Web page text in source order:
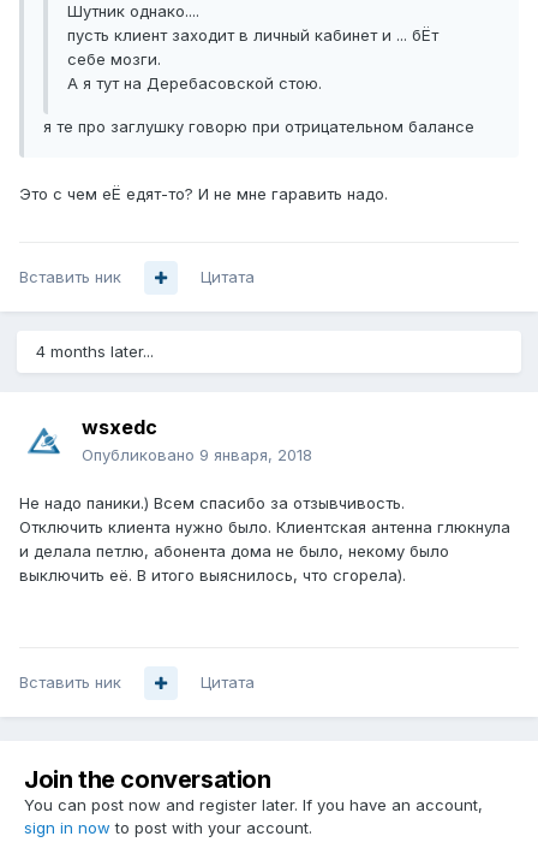
Шутник однако....
пусть клиент заходит в личный кабинет и ... бЁт
себе мозги.
А я тут на Деребасовской стою.
я те про заглушку говорю при отрицательном балансе
Это с чем еЁ едят-то? И не мне гаравить надо.
Вставить ник Цитата
4 months later...
wsxedc
Опубликовано 9 января, 2018
Не надо паники.) Всем спасибо за отзывчивость.
Отключить клиента нужно было. Клиентская антенна глюкнула
и делала петлю, абонента дома не было, некому было
выключить её. В итого выяснилось, что сгорела).
Вставить ник Цитата
Join the conversation
You can post now and register later. If you have an account,
sign in now to post with your account.